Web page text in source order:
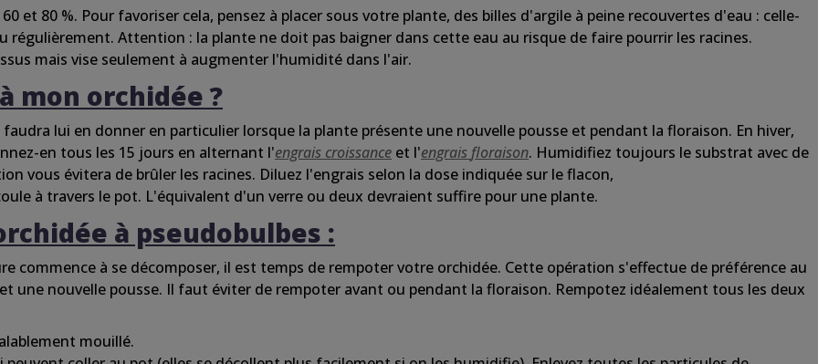
60 et 80 %. Pour favoriser cela, pensez à placer sous votre plante, des billes d'argile à peine recouvertes d'eau : celle-
régulièrement. Attention : la plante ne doit pas baigner dans cette eau au risque de faire pourrir les racines.
mais vise seulement à augmenter l'humidité dans l'air.
mon orchidée ?
lui en donner en particulier lorsque la plante présente une nouvelle pousse et pendant la floraison. En hiver,
en tous les 15 jours en alternant l'engrais croissance et l'engrais floraison. Humidifiez toujours le substrat avec de
vous évitera de brûler les racines. Diluez l'engrais selon la dose indiquée sur le flacon,
à travers le pot. L'équivalent d'un verre ou deux devraient suffire pour une plante.
à pseudobulbes :
commence à se décomposer, il est temps de rempoter votre orchidée. Cette opération s'effectue de préférence au
une nouvelle pousse. Il faut éviter de rempoter avant ou pendant la floraison. Rempotez idéalement tous les deux
mouillé.